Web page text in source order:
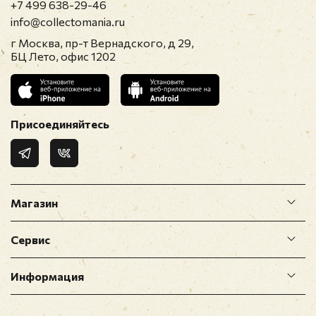
Магазин
Сервис
Информация
+7 499 638-29-46
info@collectomania.ru
г Москва, пр-т Вернадского, д 29,
БЦ Лето, офис 1202
Присоединяйтесь